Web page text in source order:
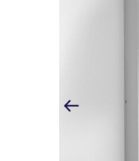
Previous